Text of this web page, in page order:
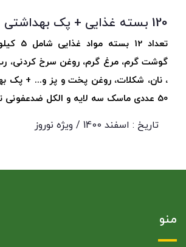
120 بسته غذایی + پک بهداشتی
تعداد
گوشت گرم، مرغ گرم، روغن سرخ کردنی،
، نان، شکلات، روغن پخت و پز و... + پک
50 عددی ماسک سه لایه و الکل ضدعفونی توزیع شد
تاریخ : اسفند 1400 / ویژه نوروز
منو